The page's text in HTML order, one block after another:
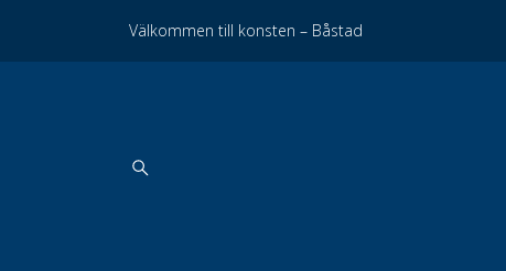
Välkommen till konsten – Båstad